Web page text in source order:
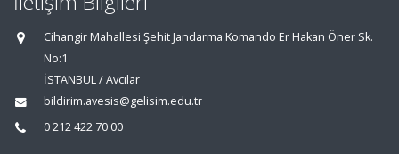
Cihangir Mahallesi Şehit Jandarma Komando Er Hakan Öner Sk.
No:1
İSTANBUL / Avcılar
bildirim.avesis@gelisim.edu.tr
0 212 422 70 00